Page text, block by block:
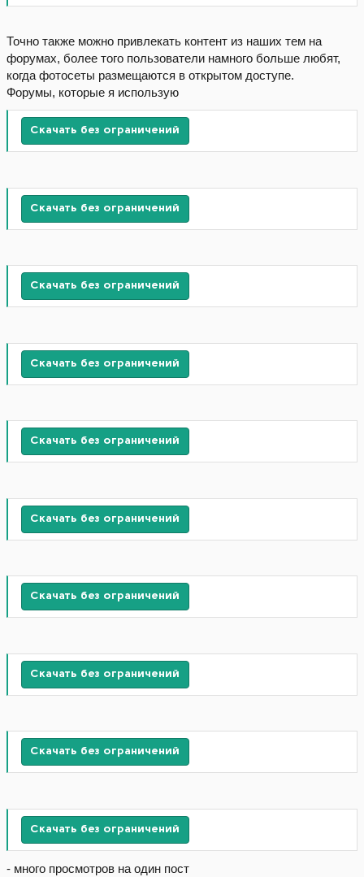
Точно также можно привлекать контент из наших тем на
форумах, более того пользователи намного больше любят,
когда фотосеты размещаются в открытом доступе.
Форумы, которые я использую
Скачать без ограничений
Скачать без ограничений
Скачать без ограничений
Скачать без ограничений
Скачать без ограничений
Скачать без ограничений
Скачать без ограничений
Скачать без ограничений
Скачать без ограничений
Скачать без ограничений
- много просмотров на один пост